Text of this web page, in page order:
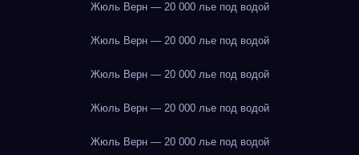
Жюль Верн — 20 000 лье под водой
Жюль Верн — 20 000 лье под водой
Жюль Верн — 20 000 лье под водой
Жюль Верн — 20 000 лье под водой
Жюль Верн — 20 000 лье под водой